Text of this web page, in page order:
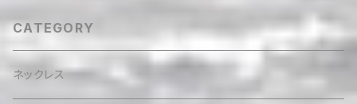
CATEGORY
ネックレス